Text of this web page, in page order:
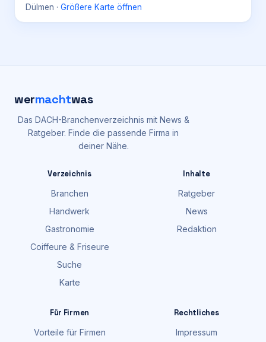
Dülmen · Größere Karte öffnen
wermachtwas
Das DACH-Branchenverzeichnis mit News &
Ratgeber. Finde die passende Firma in
deiner Nähe.
Verzeichnis
Branchen
Handwerk
Gastronomie
Coiffeure & Friseure
Suche
Karte
Inhalte
Ratgeber
News
Redaktion
Für Firmen
Vorteile für Firmen
Rechtliches
Impressum